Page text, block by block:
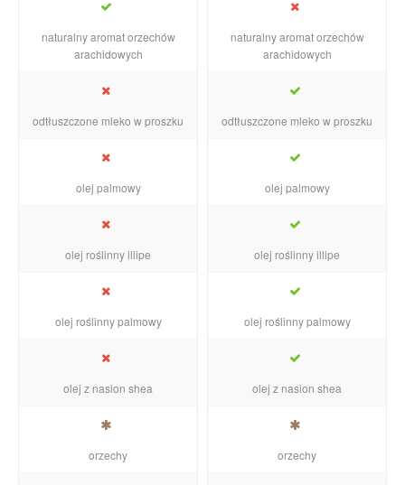
naturalny aromat orzechów
arachidowych
odtłuszczone mleko w proszku
olej palmowy
olej roślinny illipe
olej roślinny palmowy
olej z nasion shea
orzechy
naturalny aromat orzechów
arachidowych
odtłuszczone mleko w proszku
olej palmowy
olej roślinny illipe
olej roślinny palmowy
olej z nasion shea
orzechy